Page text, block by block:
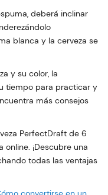
deberá inclinar
blanca y la cerveza se
y su color, la
tiempo para practicar y
más consejos
PerfectDraft de 6
¡Descubre una
todas las ventajas